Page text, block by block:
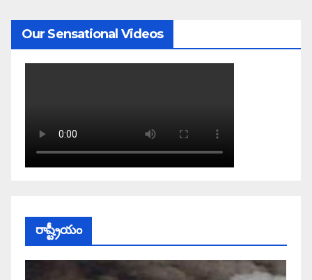
Our Sensational Videos
రాష్ట్రీయం